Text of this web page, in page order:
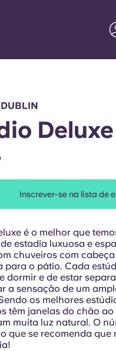
Informação
Entre em
connosco
Deluxe
Inscrever-se na lista de
é o melhor que
estadia luxuosa e
chuveiros com
para o pátio. Cada
dormir e de estar
a sensação de um
os melhores
têm janelas do chão ao
muita luz natural. O
que se recomenda que